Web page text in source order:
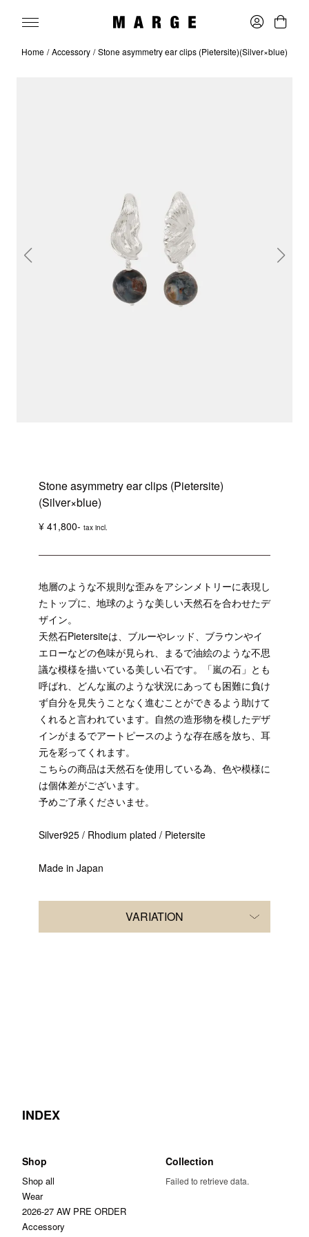
Home Accessory Stone asymmetry ear clips (Pietersite)(Silver×blue)
Stone asymmetry ear clips (Pietersite)
(Silver×blue)
¥ 41,800- tax incl.
地層のような不規則な歪みをアシンメトリーに表現し
たトップに、地球のような美しい天然石を合わせたデ
ザイン。
天然石Pietersiteは、ブルーやレッド、ブラウンやイ
エローなどの色味が見られ、まるで油絵のような不思
議な模様を描いている美しい石です。「嵐の石」とも
呼ばれ、どんな嵐のような状況にあっても困難に負け
ず自分を見失うことなく進むことができるよう助けて
くれると言われています。自然の造形物を模したデザ
インがまるでアートピースのような存在感を放ち、耳
元を彩ってくれます。
こちらの商品は天然石を使用している為、色や模様に
は個体差がございます。
予めご了承くださいませ。
Silver925 / Rhodium plated / Pietersite
Made in Japan
VARIATION
INDEX
Shop
Shop all
Wear
2026-27 AW PRE ORDER
Accessory
Collection
Failed to retrieve data.